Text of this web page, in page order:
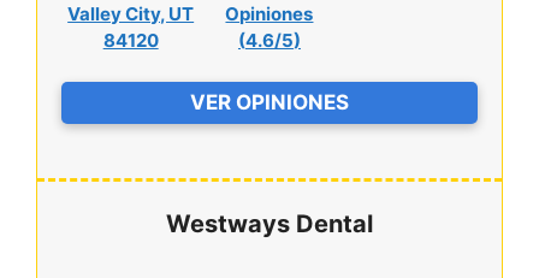
Valley City, UT
84120
Opiniones
(4.6/5)
VER OPINIONES
Westways Dental